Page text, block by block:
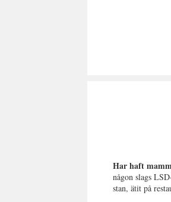
Har haft
någon slags
stan, ätit på